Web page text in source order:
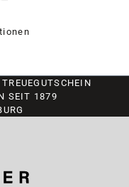
SEIT 1879